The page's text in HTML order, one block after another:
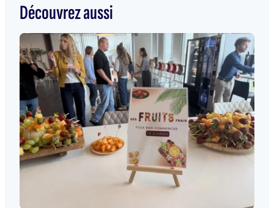
Découvrez aussi